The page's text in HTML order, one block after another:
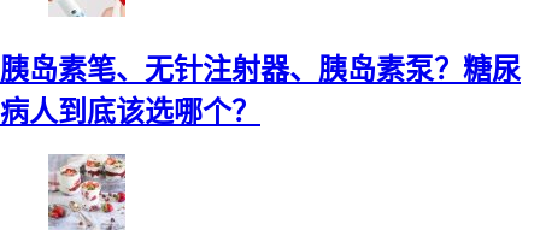
胰岛素笔、无针注射器、胰岛素泵？糖尿
病人到底该选哪个？